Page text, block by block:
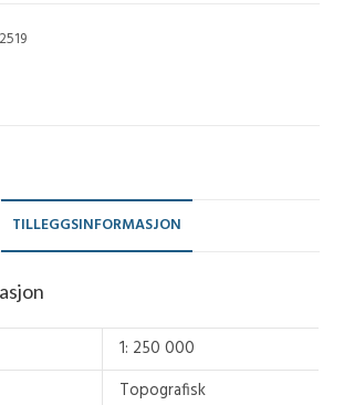
TILLEGGSINFORMASJON
1: 250 000
Topografisk